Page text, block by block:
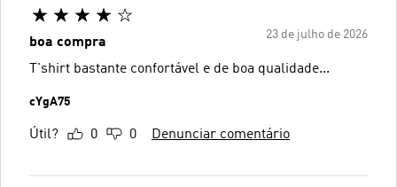
23 de julho de 2026
boa compra
T'shirt bastante confortável e de boa qualidade...
cYgA75
Útil? 0 0 Denunciar comentário